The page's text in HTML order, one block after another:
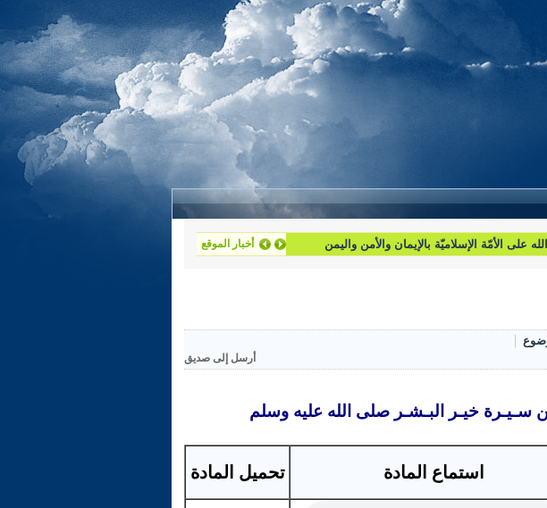
أخبار الموقع
على الأمّة الإسلاميّة بالإيمان والأمن واليمن
أرسل إلى صديق
خيـر البـشـر صلى الله عليه وسلم
استماع المادة تحميل المادة